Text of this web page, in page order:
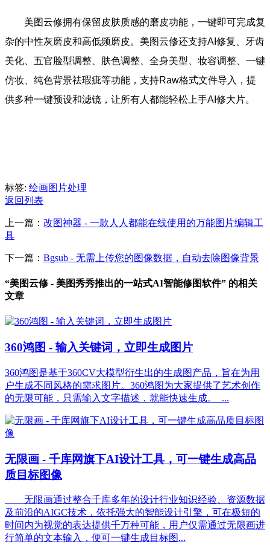
美图云修拥有保留皮肤质感的磨皮功能，一键即可完成复
杂的中性灰磨皮和高低频磨皮。美图云修还支持AI修复、牙齿
美化、五官脸型调整、肤色调整、全身美型、妆容调整、一键
仿妆、纯色背景祛瑕疵等功能，支持Raw格式文件导入，提
供多种一键预设和滤镜，让所有人都能轻松上手AI修大片。
标签: 绘画图片处理
返回列表
上一篇： 改图神器 - 一款人人都能在线使用的万能图片编辑工
具
下一篇： Bgsub - 无需上传您的图像数据，自动去除图像背景
“美图云修 - 美图秀秀推出的一站式AI智能修图软件” 的相关
文章
360鸿图 - 输入关键词，立即生成图片
360鸿图是基于360CV大模型衍生出的生成图产品，旨在为用
户生成不同风格的需求图片。360鸿图为大家提供了艺术创作
的无限可能，只需输入文字描述，就能快速生成。 ...
无限画 - 千库网旗下AI设计工具，可一键生成高品
质目标图像
无限画通过整合千库多年的设计行业知识经验、资源数据
及前沿的AIGC技术，依托强大的智能设计引擎，可在极短的
时间内为视觉的表达提供千万种可能，用户仅需通过无限画进
行简单的文本输入，便可一键生成目标图...